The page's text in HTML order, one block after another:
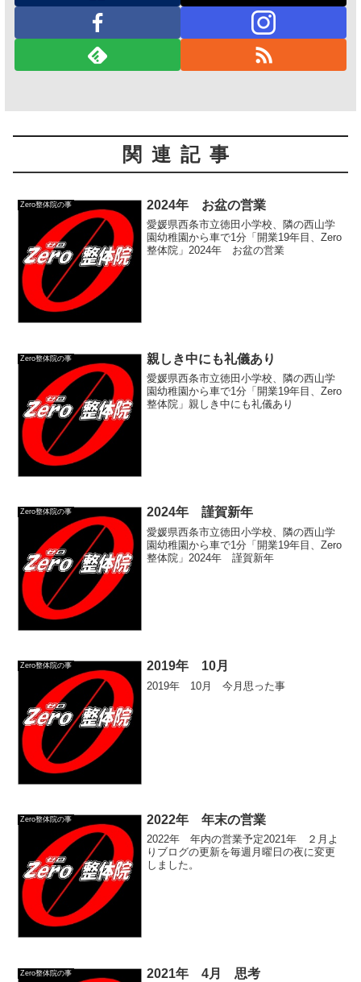
関連記事
Zero整体院の事 2024年 お盆の営業
愛媛県西条市立徳田小学校、隣の西山学
園幼稚園から車で1分「開業19年目、Zero
整体院」2024年 お盆の営業
Zero整体院の事 親しき中にも礼儀あり
愛媛県西条市立徳田小学校、隣の西山学
園幼稚園から車で1分「開業19年目、Zero
整体院」親しき中にも礼儀あり
Zero整体院の事 2024年 謹賀新年
愛媛県西条市立徳田小学校、隣の西山学
園幼稚園から車で1分「開業19年目、Zero
整体院」2024年 謹賀新年
Zero整体院の事 2019年 10月
2019年 10月 今月思った事
Zero整体院の事 2022年 年末の営業
2022年 年内の営業予定2021年 ２月よ
りブログの更新を毎週月曜日の夜に変更
しました。
Zero整体院の事 2021年 4月 思考